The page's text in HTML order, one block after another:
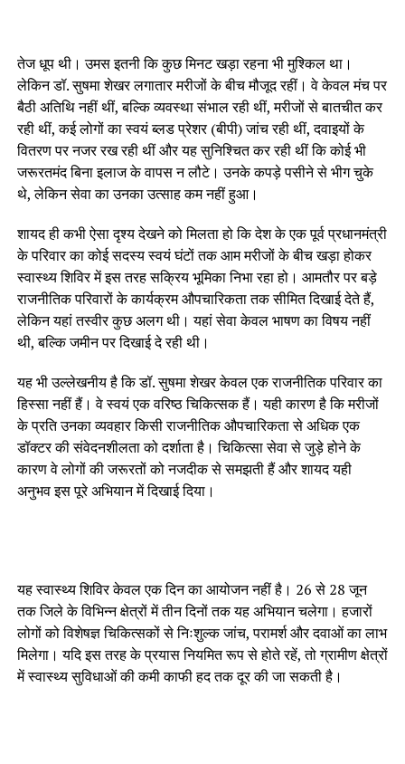
तेज धूप थी। उमस इतनी कि कुछ मिनट खड़ा रहना भी मुश्किल था।
लेकिन डॉ. सुषमा शेखर लगातार मरीजों के बीच मौजूद रहीं। वे केवल मंच पर
बैठी अतिथि नहीं थीं, बल्कि व्यवस्था संभाल रही थीं, मरीजों से बातचीत कर
रही थीं, कई लोगों का स्वयं ब्लड प्रेशर (बीपी) जांच रही थीं, दवाइयों के
वितरण पर नजर रख रही थीं और यह सुनिश्चित कर रही थीं कि कोई भी
जरूरतमंद बिना इलाज के वापस न लौटे। उनके कपड़े पसीने से भीग चुके
थे, लेकिन सेवा का उनका उत्साह कम नहीं हुआ।
शायद ही कभी ऐसा दृश्य देखने को मिलता हो कि देश के एक पूर्व प्रधानमंत्री
के परिवार का कोई सदस्य स्वयं घंटों तक आम मरीजों के बीच खड़ा होकर
स्वास्थ्य शिविर में इस तरह सक्रिय भूमिका निभा रहा हो। आमतौर पर बड़े
राजनीतिक परिवारों के कार्यक्रम औपचारिकता तक सीमित दिखाई देते हैं,
लेकिन यहां तस्वीर कुछ अलग थी। यहां सेवा केवल भाषण का विषय नहीं
थी, बल्कि जमीन पर दिखाई दे रही थी।
यह भी उल्लेखनीय है कि डॉ. सुषमा शेखर केवल एक राजनीतिक परिवार का
हिस्सा नहीं हैं। वे स्वयं एक वरिष्ठ चिकित्सक हैं। यही कारण है कि मरीजों
के प्रति उनका व्यवहार किसी राजनीतिक औपचारिकता से अधिक एक
डॉक्टर की संवेदनशीलता को दर्शाता है। चिकित्सा सेवा से जुड़े होने के
कारण वे लोगों की जरूरतों को नजदीक से समझती हैं और शायद यही
अनुभव इस पूरे अभियान में दिखाई दिया।
यह स्वास्थ्य शिविर केवल एक दिन का आयोजन नहीं है। 26 से 28 जून
तक जिले के विभिन्न क्षेत्रों में तीन दिनों तक यह अभियान चलेगा। हजारों
लोगों को विशेषज्ञ चिकित्सकों से निःशुल्क जांच, परामर्श और दवाओं का लाभ
मिलेगा। यदि इस तरह के प्रयास नियमित रूप से होते रहें, तो ग्रामीण क्षेत्रों
में स्वास्थ्य सुविधाओं की कमी काफी हद तक दूर की जा सकती है।